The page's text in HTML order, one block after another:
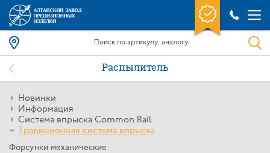
Распылитель
Новинки
Информация
Система впрыска Common Rail
Традиционная система впрыска
Форсунки механические